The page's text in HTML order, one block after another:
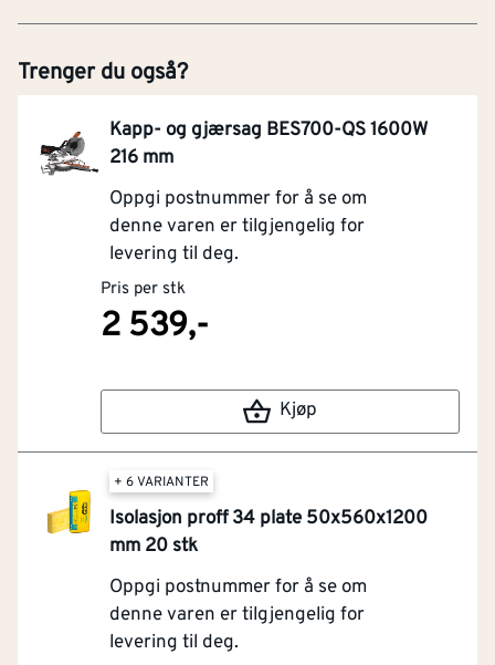
Trenger du også?
Kapp- og gjærsag BES700-QS 1600W
216 mm
Oppgi postnummer for å se om
denne varen er tilgjengelig for
levering til deg.
Pris per stk
2 539,-
Kjøp
+ 6 VARIANTER
Isolasjon proff 34 plate 50x560x1200
mm 20 stk
Oppgi postnummer for å se om
denne varen er tilgjengelig for
levering til deg.